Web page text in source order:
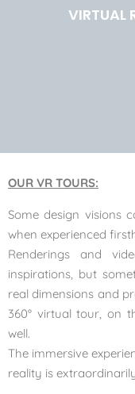
VIRTUAL
OUR VR TOURS:
Some design visions
when experienced
Renderings and
inspirations, but
real dimensions and
360° virtual tour, on
well.
The immersive
reality is